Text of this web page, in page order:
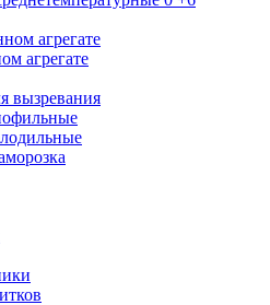
агрегате
агрегате
вызревания